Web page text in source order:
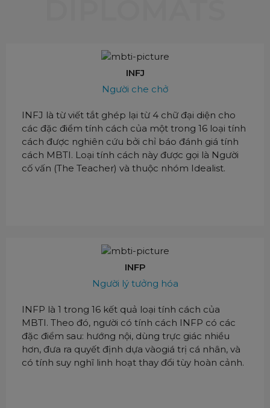
INFJ
Người che chở
INFJ là từ viết tắt ghép lại từ 4 chữ đại diện cho
các đặc điểm tính cách của một trong 16 loại tính
cách được nghiên cứu bởi chỉ báo đánh giá tính
cách MBTI. Loại tính cách này được gọi là Người
cố vấn (The Teacher) và thuộc nhóm Idealist.
INFP
Người lý tưởng hóa
INFP là 1 trong 16 kết quả loại tính cách của
MBTI. Theo đó, người có tính cách INFP có các
đặc điểm sau: hướng nội, dùng trực giác nhiều
hơn, đưa ra quyết định dựa vàogiá trị cá nhân, và
có tính suy nghĩ linh hoạt thay đổi tùy hoàn cảnh.